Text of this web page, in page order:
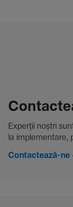
Experții noștri
la imple­men­tare,
Contactează-ne